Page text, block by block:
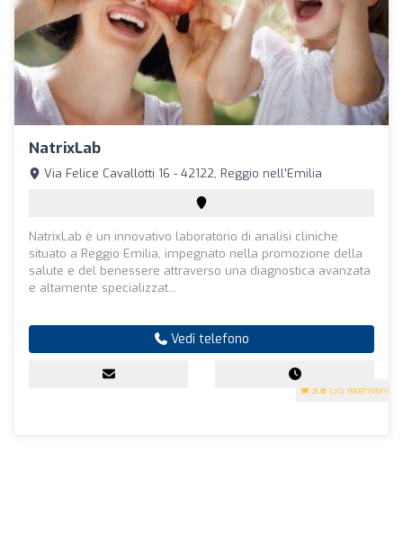
NatrixLab
3.8 (35 recensioni)
Via Felice Cavallotti 16 - 42122, Reggio nell'Emilia
NatrixLab è un innovativo laboratorio di analisi cliniche
situato a Reggio Emilia, impegnato nella promozione della
salute e del benessere attraverso una diagnostica avanzata
e altamente specializzat...
Vedi telefono